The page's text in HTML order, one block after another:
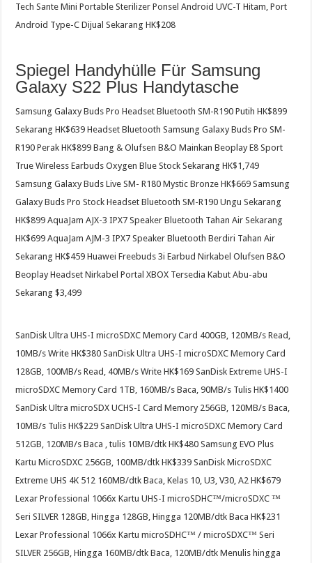
Tech Sante Mini Portable Sterilizer Ponsel Android UVC-T Hitam, Port
Android Type-C Dijual Sekarang HK$208
Spiegel Handyhülle Für Samsung
Galaxy S22 Plus Handytasche
Samsung Galaxy Buds Pro Headset Bluetooth SM-R190 Putih HK$899
Sekarang HK$639 Headset Bluetooth Samsung Galaxy Buds Pro SM-
R190 Perak HK$899 Bang & Olufsen B&O Mainkan Beoplay E8 Sport
True Wireless Earbuds Oxygen Blue Stock Sekarang HK$1,749
Samsung Galaxy Buds Live SM- R180 Mystic Bronze HK$669 Samsung
Galaxy Buds Pro Stock Headset Bluetooth SM-R190 Ungu Sekarang
HK$899 AquaJam AJX-3 IPX7 Speaker Bluetooth Tahan Air Sekarang
HK$699 AquaJam AJM-3 IPX7 Speaker Bluetooth Berdiri Tahan Air
Sekarang HK$459 Huawei Freebuds 3i Earbud Nirkabel Olufsen B&O
Beoplay Headset Nirkabel Portal XBOX Tersedia Kabut Abu-abu
Sekarang $3,499
SanDisk Ultra UHS-I microSDXC Memory Card 400GB, 120MB/s Read,
10MB/s Write HK$380 SanDisk Ultra UHS-I microSDXC Memory Card
128GB, 100MB/s Read, 40MB/s Write HK$169 SanDisk Extreme UHS-I
microSDXC Memory Card 1TB, 160MB/s Baca, 90MB/s Tulis HK$1400
SanDisk Ultra microSDX UCHS-I Card Memory 256GB, 120MB/s Baca,
10MB/s Tulis HK$229 SanDisk Ultra UHS-I microSDXC Memory Card
512GB, 120MB/s Baca , tulis 10MB/dtk HK$480 Samsung EVO Plus
Kartu MicroSDXC 256GB, 100MB/dtk HK$339 SanDisk MicroSDXC
Extreme UHS 4K 512 160MB/dtk Baca, Kelas 10, U3, V30, A2 HK$679
Lexar Professional 1066x Kartu UHS-I microSDHC™/microSDXC ™
Seri SILVER 128GB, Hingga 128GB, Hingga 120MB/dtk Baca HK$231
Lexar Professional 1066x Kartu microSDHC™ / microSDXC™ Seri
SILVER 256GB, Hingga 160MB/dtk Baca, 120MB/dtk Menulis hingga